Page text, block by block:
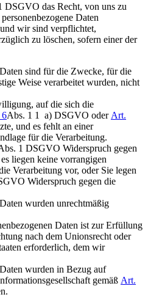
DSGVO das Recht, von uns zu
Daten
wir sind verpflichtet,
zu löschen, sofern einer der
sind für die Zwecke, für die
Weise verarbeitet wurden, nicht
auf die sich die
6Abs. 1 1 a) DSGVO oder Art.
und es fehlt an einer
für die Verarbeitung.
1 DSGVO Widerspruch gegen
liegen keine vorrangigen
Verarbeitung vor, oder Sie legen
Widerspruch gegen die
wurden unrechtmäßig
Daten ist zur Erfüllung
nach dem Unionsrecht oder
erforderlich, dem wir
wurden in Bezug auf
gemäß Art.